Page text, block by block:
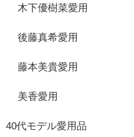
木下優樹菜愛用
後藤真希愛用
藤本美貴愛用
美香愛用
40代モデル愛用品